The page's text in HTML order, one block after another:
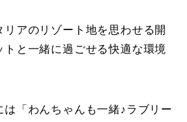
リアのリゾート地を思わせる開
トと一緒に過ごせる快適な環境
「わんちゃんも一緒♪ラブリー